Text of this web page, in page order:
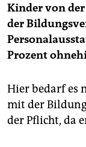
Kinder von
der
Prozent
Hier bedarf es
mit der
der Pflicht, da